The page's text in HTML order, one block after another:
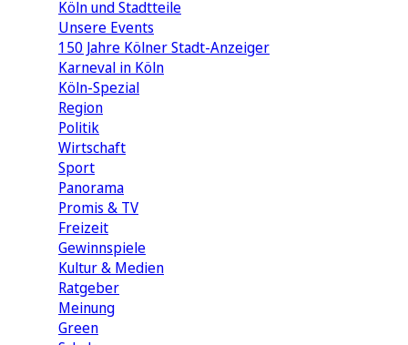
Köln und Stadtteile
Unsere Events
150 Jahre Kölner Stadt-Anzeiger
Karneval in Köln
Köln-Spezial
Region
Politik
Wirtschaft
Sport
Panorama
Promis & TV
Freizeit
Gewinnspiele
Kultur & Medien
Ratgeber
Meinung
Green